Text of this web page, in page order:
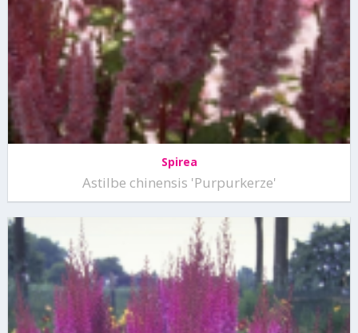
Spirea
Astilbe chinensis 'Purpurkerze'